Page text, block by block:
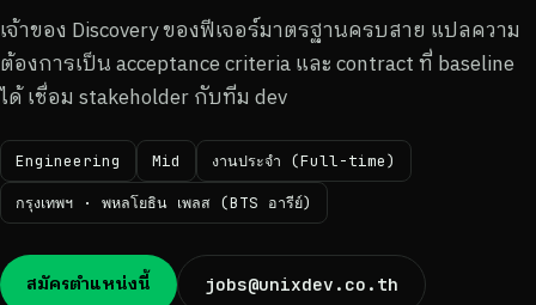
เจ้าของ Discovery ของฟีเจอร์มาตรฐานครบสาย แปลความ
ต้องการเป็น acceptance criteria และ contract ที่ baseline
ได้ เชื่อม stakeholder กับทีม dev
Engineering Mid งานประจำ (Full-time)
กรุงเทพฯ · พหลโยธิน เพลส (BTS อารีย์)
สมัครตำแหน่งนี้ jobs@unixdev.co.th